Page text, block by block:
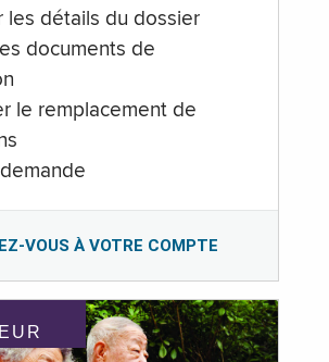
les détails du dossier
documents de
le remplacement de
VOUS À VOTRE COMPTE